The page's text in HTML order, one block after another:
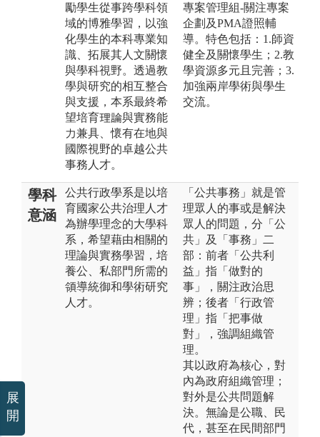
勵學生從事跨學科領
域的博雅學習，以強
化學生的本科專業知
識、拓展其人文關懷
與學科視野。透過教
學與研究的相互整合
與支援，本系最終希
望培育理論與實務能
力兼具、懷有在地與
國際視野的卓越公共
事務人才。
專案管理組-關注專案
企劃及PMA證照輔
導。特色包括：1.師資
健全及關懷學生；2.教
學資源多元且完善；3.
加強兩岸學術與學生
交流。
學科
意涵
公共行政學系是以培
育國家公共治理人才
為辦學理念的大學科
系，希望藉由相關的
理論與實務學習，培
養公、私部門所需的
領導統御和學術研究
人才。
「公共事務」就是管
理眾人的事或是解決
眾人的問題，分「公
共」及「事務」二
部：前者「公共利
益」指「做對的
事」，關注政治思
辨；後者「行政管
理」指「把事做
對」，強調組織管
理。
其以政府為核心，對
內為政府組織管理；
對外是公共問題解
決。無論是公職、民
代，甚至在民間部門
展
開